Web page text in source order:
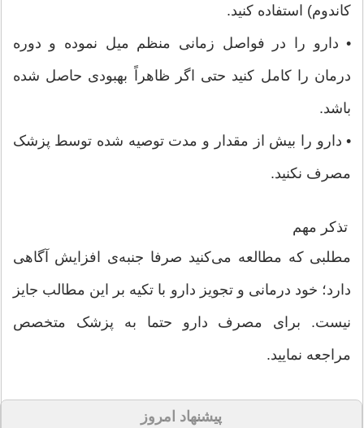
کاندوم) استفاده کنید.
• دارو را در فواصل زمانی منظم میل نموده و دوره
درمان را کامل کنید حتی اگر ظاهراً بهبودی حاصل شده
باشد.
• دارو را بیش از مقدار و مدت توصیه شده توسط پزشک
مصرف نکنید.
تذکر مهم
مطلبی که مطالعه می‌کنید صرفا جنبه‌ی افزایش آگاهی
دارد؛ خود درمانی و تجویز دارو با تکیه بر این مطالب جایز
نیست. برای مصرف دارو حتما به پزشک متخصص
مراجعه نمایید.
پیشنهاد امروز